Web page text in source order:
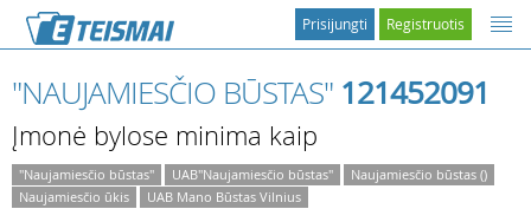
Registruotis
Prisijungti
"NAUJAMIESČIO BŪSTAS" 121452091
Įmonė bylose minima kaip
"Naujamiesčio būstas" UAB"Naujamiesčio būstas"
Naujamiesčio būstas ()
Naujamiesčio ūkis
UAB Mano Būstas Vilnius